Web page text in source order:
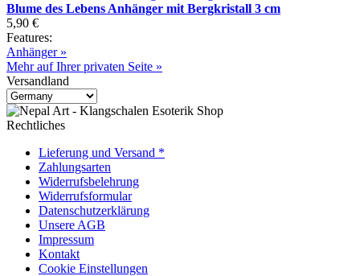
Blume des Lebens Anhänger mit Bergkristall 3 cm
5,90 €
Features:
Anhänger »
Mehr auf Ihrer privaten Seite »
Versandland
Rechtliches
Lieferung und Versand *
Zahlungsarten
Widerrufsbelehrung
Widerrufsformular
Datenschutzerklärung
Unsere AGB
Impressum
Kontakt
Cookie Einstellungen